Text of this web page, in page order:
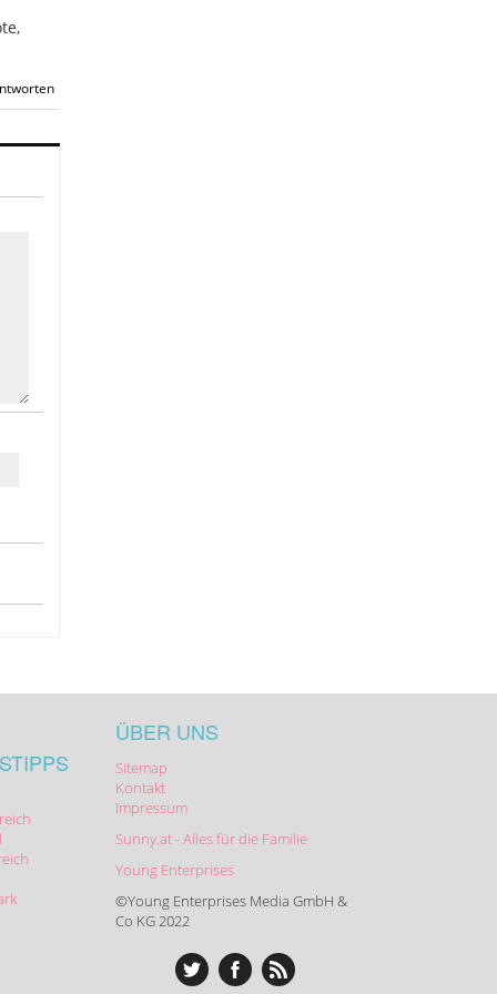
ÜBER UNS
Sitemap
Kontakt
Impressum
Sunny.at - Alles für die Familie
Young Enterprises
©Young Enterprises Media GmbH &
Co KG 2022